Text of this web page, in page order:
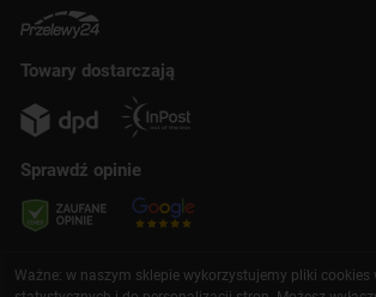
Towary dostarczają
Sprawdź opinie
Ważne: w naszym sklepie wykorzystujemy pliki cookies